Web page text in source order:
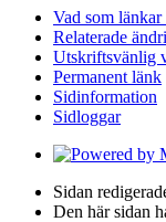
Vad som länkar
Relaterade
Utskriftsvänlig
Permanent länk
Sidinformation
Sidloggar
Sidan
Den här sidan